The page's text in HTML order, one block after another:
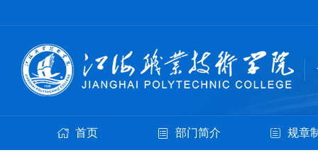
首页 部门简介 规章